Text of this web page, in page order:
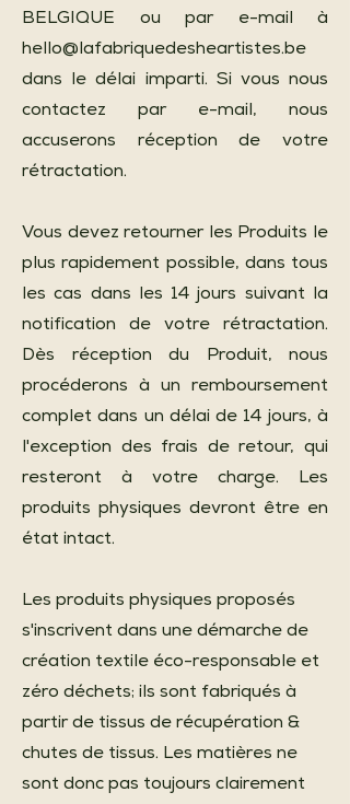
BELGIQUE ou par e-mail à
hello@lafabriquedesheartistes.be
dans le délai imparti. Si vous nous
contactez par e-mail, nous
accuserons réception de votre
rétractation.
Vous devez retourner les Produits le
plus rapidement possible, dans tous
les cas dans les 14 jours suivant la
notification de votre rétractation.
Dès réception du Produit, nous
procéderons à un remboursement
complet dans un délai de 14 jours, à
l'exception des frais de retour, qui
resteront à votre charge. Les
produits physiques devront être en
état intact.
Les produits physiques proposés
s'inscrivent dans une démarche de
création textile éco-responsable et
zéro déchets; ils sont fabriqués à
partir de tissus de récupération &
chutes de tissus. Les matières ne
sont donc pas toujours clairement